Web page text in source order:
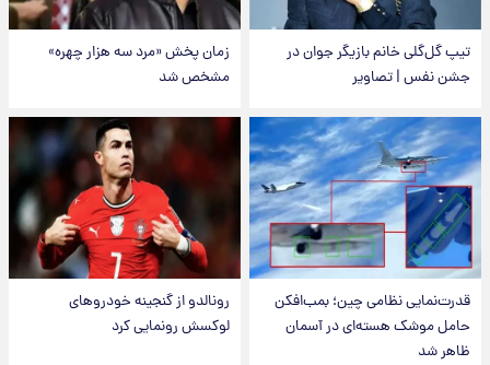
تیپ گل‌گلی خانم بازیگر جوان در
جشن نفس | تصاویر
زمان پخش «مرد سه هزار چهره»
مشخص شد
قدرت‌نمایی نظامی چین؛ بمب‌افکن
حامل موشک هسته‌ای در آسمان
ظاهر شد
رونالدو از گنجینه خودروهای
لوکسش رونمایی کرد